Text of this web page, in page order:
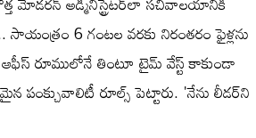
సాయంత్రం 6 గంటల వరకు నిరంతరం ఫైళ్లను
ఆఫీస్ రూములోనే తింటూ టైమ్ వేస్ట్ కాకుండా
పంక్చువాలిటీ రూల్స్ పెట్టారు. 'నేను లీడర్‌ని